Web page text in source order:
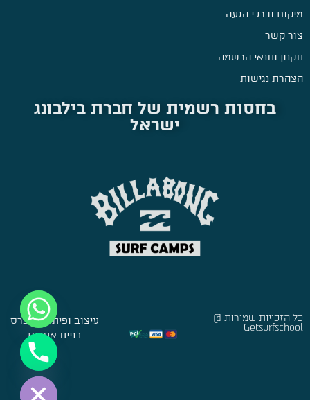
מיקום ודרכי הגעה
צור קשר
תקנון ותנאי הרשמה
הצהרת נגישות
בחסות רשמית של חברת בילבונג
ישראל
כל הזכויות שמורות @
Getsurfschool
עיצוב ופיתוח:סברס
בניית אתרים
Hide chaty